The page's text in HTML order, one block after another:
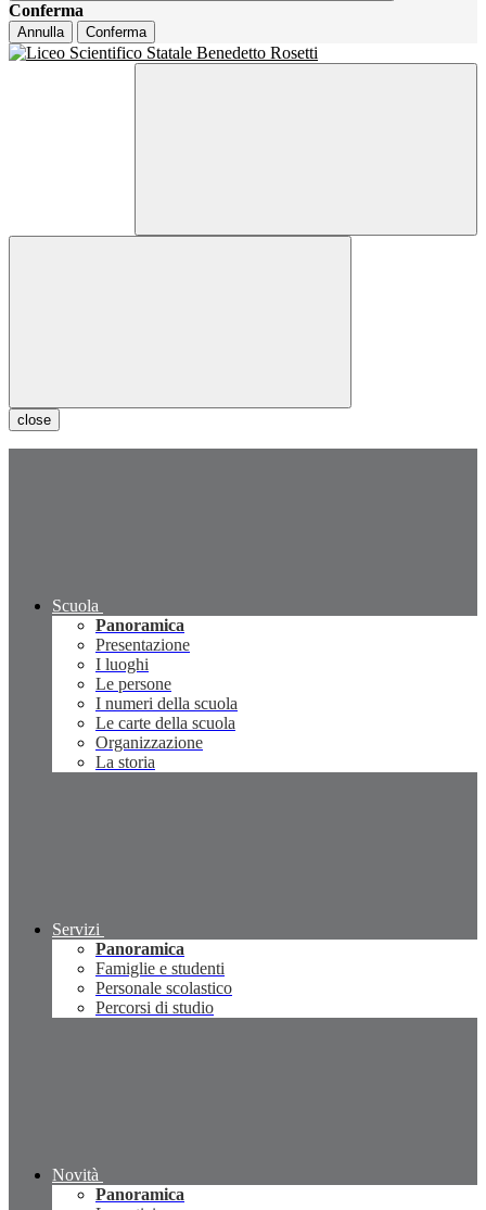
Conferma
Annulla Conferma
close
Scuola
Panoramica
Presentazione
I luoghi
Le persone
I numeri della scuola
Le carte della scuola
Organizzazione
La storia
Servizi
Panoramica
Famiglie e studenti
Personale scolastico
Percorsi di studio
Novità
Panoramica